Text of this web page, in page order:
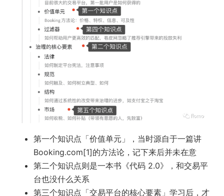
第一个知识点「价值单元」，当时源自于一篇讲
Booking.com[1]的方法论，记下来后并未在意
第二个知识点则是一本书《代码 2.0》，和交易平
台也没什么关系
第三个知识点「交易平台的核心要素」学习后，才